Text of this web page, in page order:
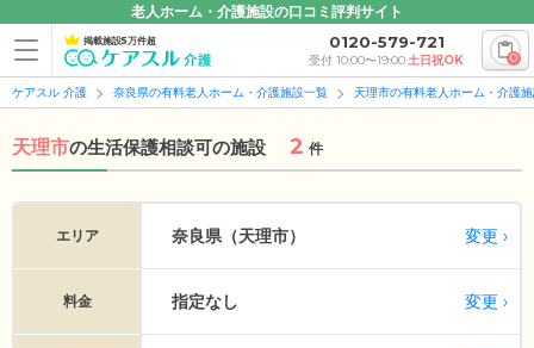
老人ホーム・介護施設の口コミ評判サイト
掲載施設5万件超 0120-579-721
受付 10:00〜19:00土日祝OK 0
ケアスル 介護 奈良県の有料老人ホーム・介護施設一覧 天理市の有料老人ホーム・介護
天理市の生活保護相談可の施設 2 件
エリア 奈良県（天理市） 変更
料金 指定なし 変更